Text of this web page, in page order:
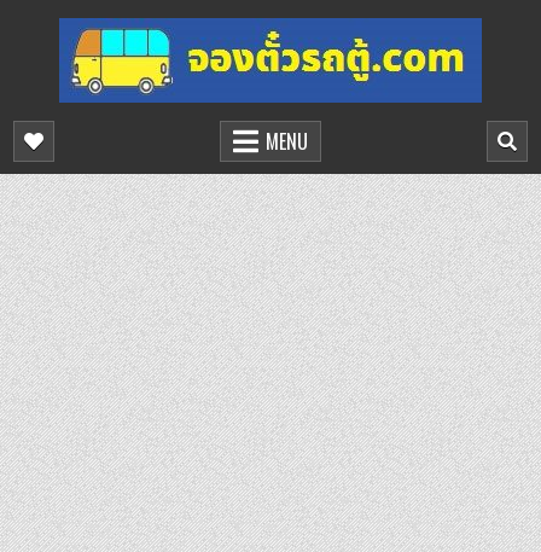
content
จองตั๋วรถตู้ออนไลน์
บริการจองตั๋วรถตู้ออนไลน์
MENU